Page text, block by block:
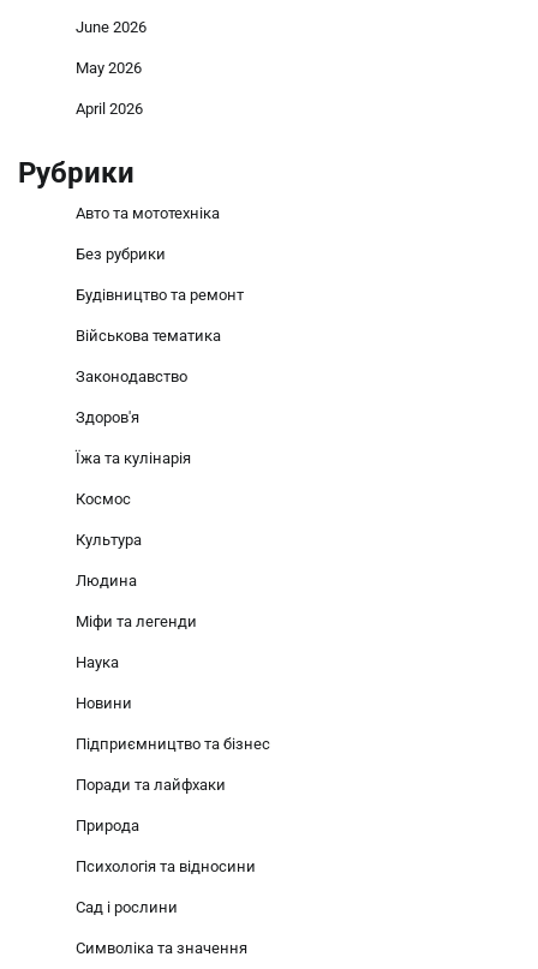
June 2026
May 2026
April 2026
Рубрики
Авто та мототехніка
Без рубрики
Будівництво та ремонт
Військова тематика
Законодавство
Здоров'я
Їжа та кулінарія
Космос
Культура
Людина
Міфи та легенди
Наука
Новини
Підприємництво та бізнес
Поради та лайфхаки
Природа
Психологія та відносини
Сад і рослини
Символіка та значення